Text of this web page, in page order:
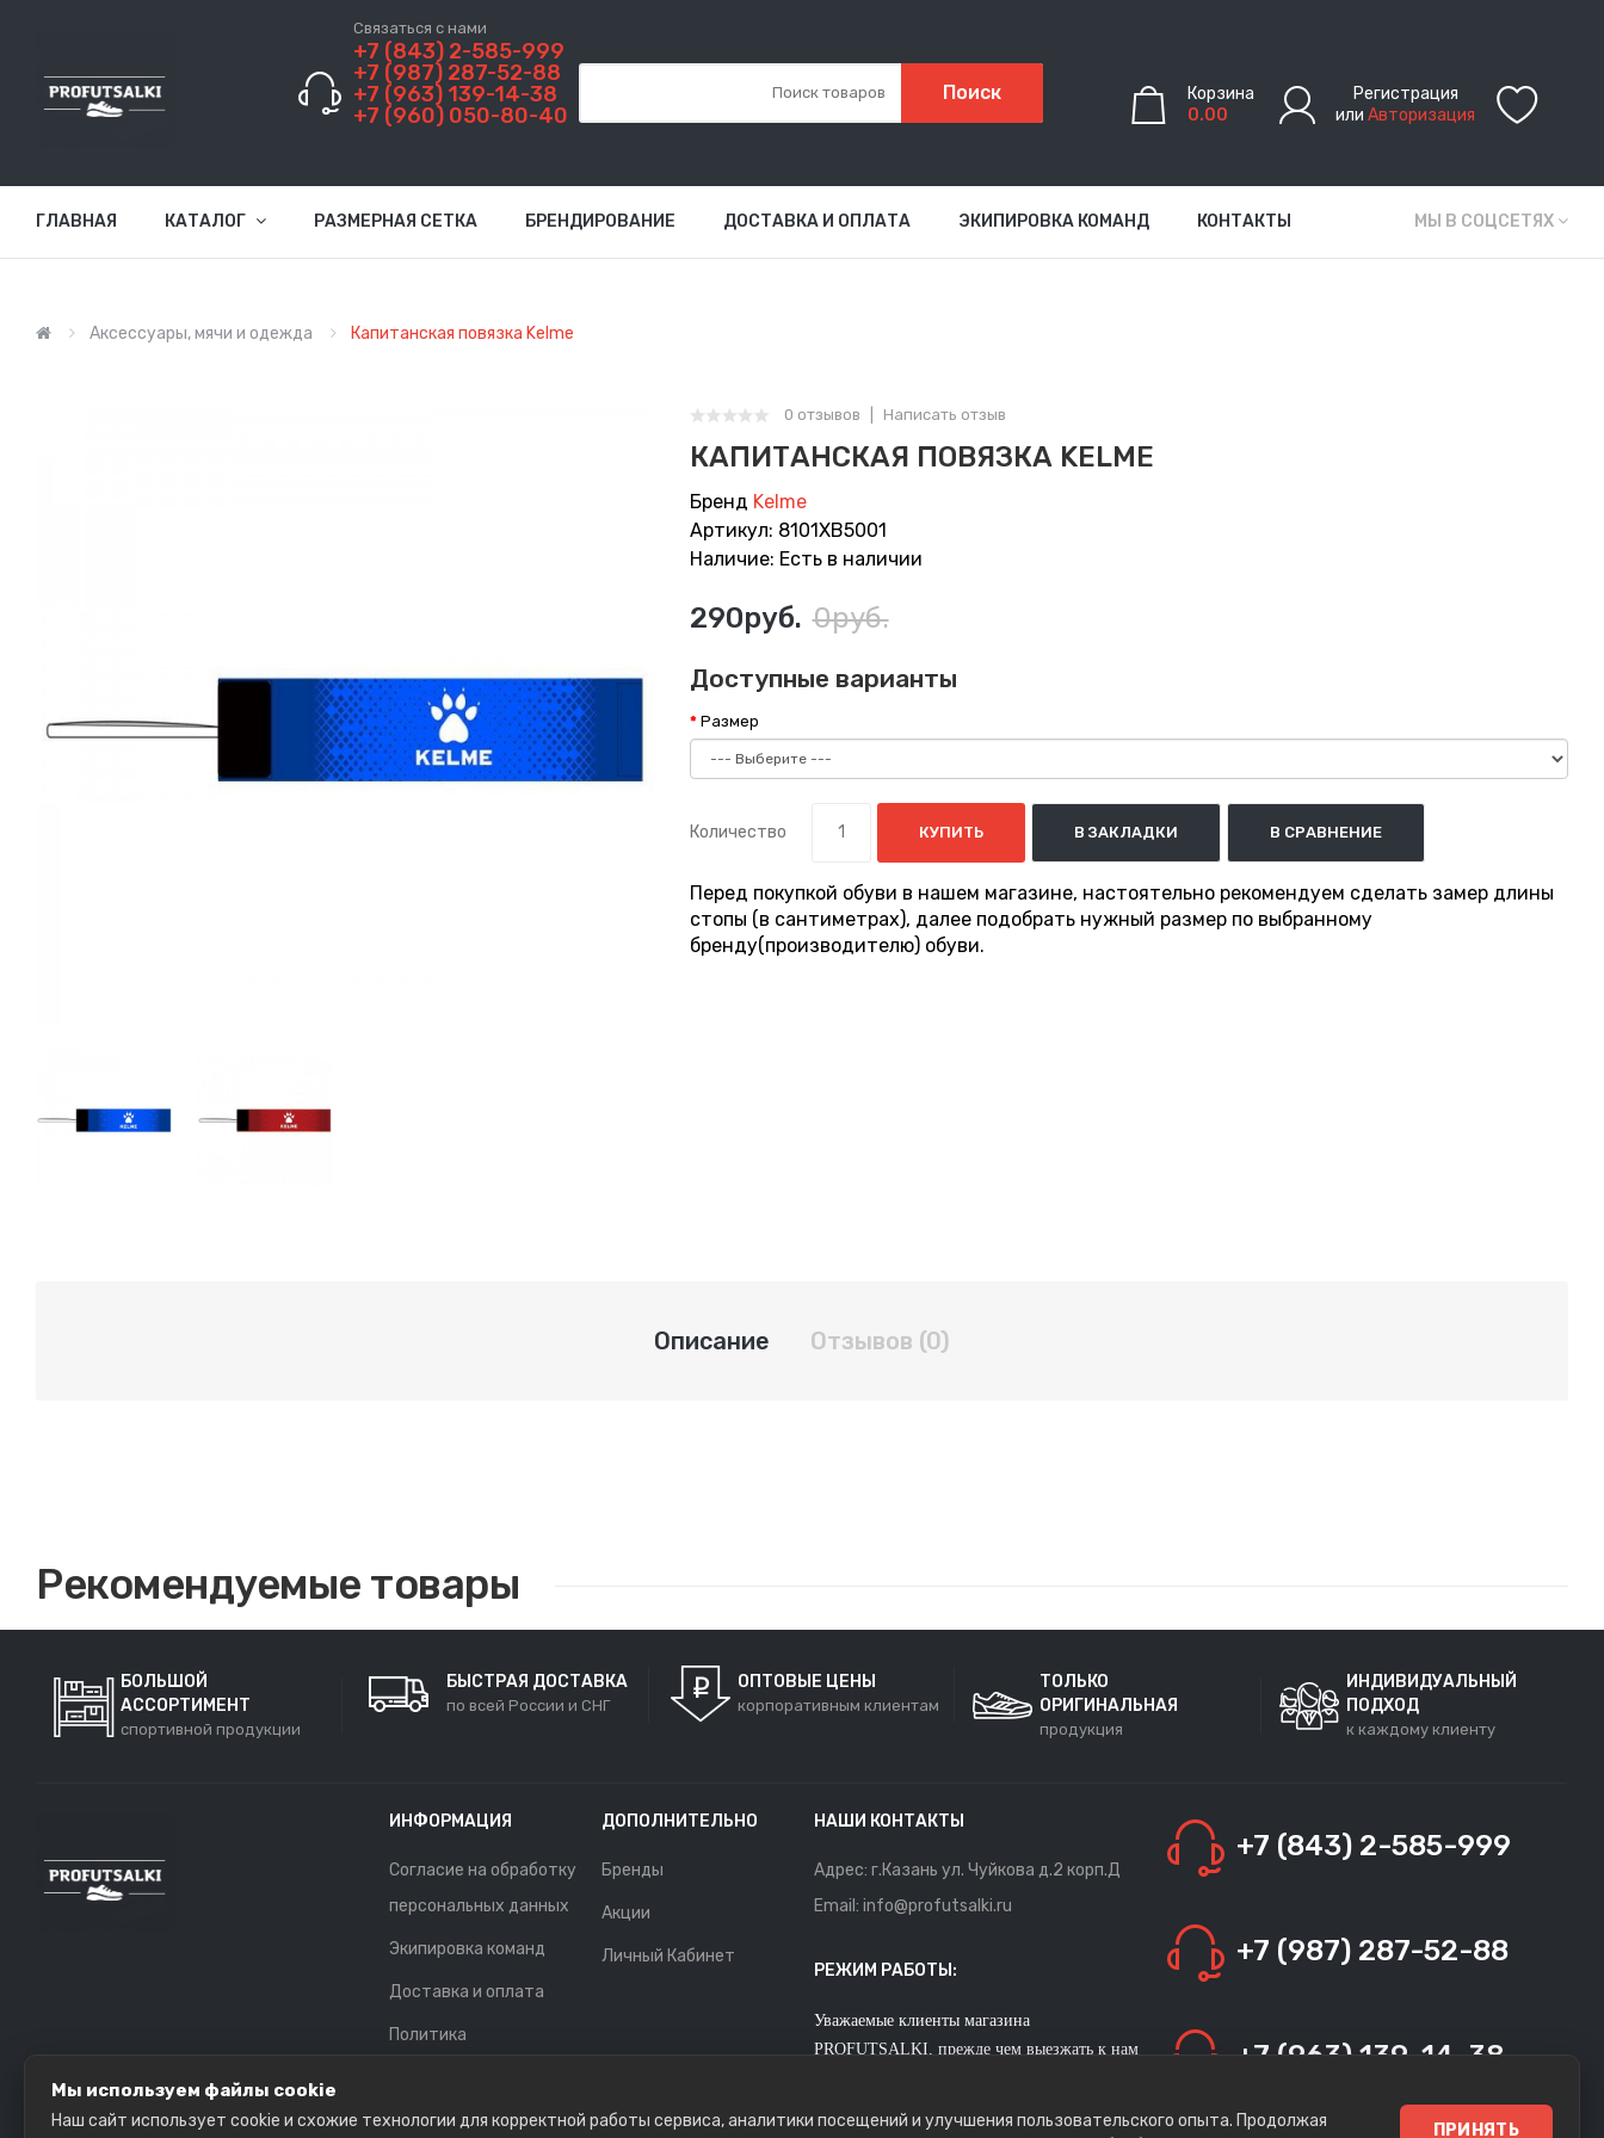
Мы используем файлы cookie
Наш сайт использует cookie и схожие технологии для корректной работы сервиса, аналитики посещений и улучшения пользовательского опыта. Продолжая
ПРИНЯТЬ
Связаться с нами
+7 (843) 2-585-999
+7 (987) 287-52-88
+7 (963) 139-14-38
+7 (960) 050-80-40
Поиск
Регистрация
или Авторизация
Корзина
0.00
МЫ В СОЦСЕТЯХ
ГЛАВНАЯ КАТАЛОГ РАЗМЕРНАЯ СЕТКА БРЕНДИРОВАНИЕ ДОСТАВКА И ОПЛАТА ЭКИПИРОВКА КОМАНД КОНТАКТЫ
Аксессуары, мячи и одежда Капитанская повязка Kelme
0 отзывов Написать отзыв
КАПИТАНСКАЯ ПОВЯЗКА KELME
Бренд Kelme
Артикул: 8101XB5001
Наличие: Есть в наличии
290руб. 0руб.
Доступные варианты
Размер
Количество КУПИТЬ В ЗАКЛАДКИ В СРАВНЕНИЕ
Перед покупкой обуви в нашем магазине, настоятельно рекомендуем сделать замер длины
стопы (в сантиметрах), далее подобрать нужный размер по выбранному
бренду(производителю) обуви.
Описание Отзывов (0)
Рекомендуемые товары
БОЛЬШОЙ
АССОРТИМЕНТ
спортивной продукции
БЫСТРАЯ ДОСТАВКА
по всей России и СНГ
ОПТОВЫЕ ЦЕНЫ
корпоративным клиентам
ТОЛЬКО
ОРИГИНАЛЬНАЯ
продукция
ИНДИВИДУАЛЬНЫЙ
ПОДХОД
к каждому клиенту
ИНФОРМАЦИЯ
Согласие на обработку
персональных данных
Экипировка команд
Доставка и оплата
Политика
Обратная связь
ДОПОЛНИТЕЛЬНО
Бренды
Акции
Личный Кабинет
НАШИ КОНТАКТЫ
Адрес: г.Казань ул. Чуйкова д.2 корп.Д
Email: info@profutsalki.ru
РЕЖИМ РАБОТЫ:
Уважаемые клиенты магазина
PROFUTSALKI, прежде чем выезжать к нам
+7 (843) 2-585-999
+7 (987) 287-52-88
+7 (963) 139-14-38